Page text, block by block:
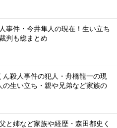
事件・今井隼人の現在！生い立ち
判も総まとめ
ん殺人事件の犯人・舟橋龍一の現
の生い立ち・親や兄弟など家族の
と姉など家族や経歴・森田都史く